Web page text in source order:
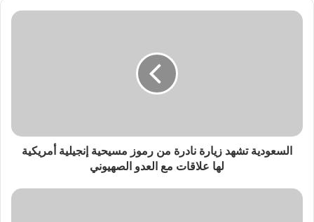
السعودية تشهد زيارة نادرة من رموز مسيحية إنجيلية أمريكية
لها علاقات مع العدو الصهيوني